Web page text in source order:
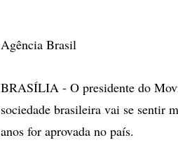
Agência Brasil
BRASÍLIA - O presidente do
sociedade brasileira vai se sentir
anos for aprovada no país.